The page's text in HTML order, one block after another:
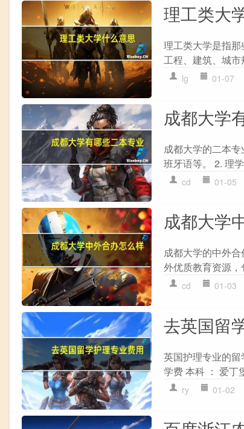
理工类大
理工类大学是指
工程、建筑、城
lg 01-07
成都大学
成都大学的二本
班牙语等。 2. 理
cd 01-05
成都大学
成都大学的中外
外优质教育资源
cd 01-03
去英国留
英国护理专业的
学费 本科 ： 爱丁
ry 01-02